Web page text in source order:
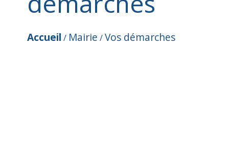
Accueil / Mairie /Vos démarches